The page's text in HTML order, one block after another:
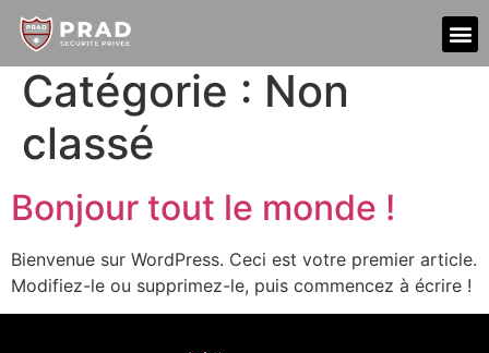
Catégorie : Non
classé
Bonjour tout le monde !
Bienvenue sur WordPress. Ceci est votre premier article.
Modifiez-le ou supprimez-le, puis commencez à écrire !